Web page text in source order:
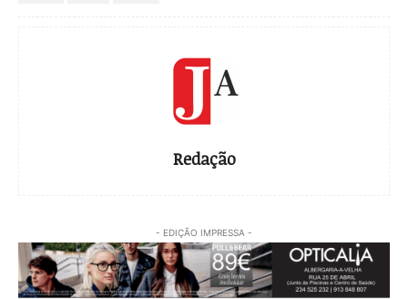
Redação
- EDIÇÃO IMPRESSA -